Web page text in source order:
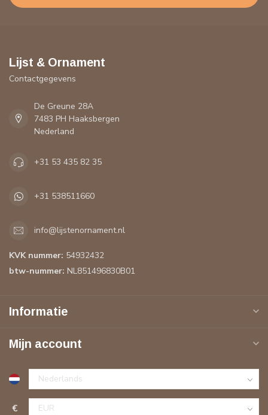
Lijst & Ornament
Contactgegevens
De Greune 28A
7483 PH Haaksbergen
Nederland
+31 53 435 82 35
+31 538511660
info@lijstenornament.nl
KVK nummer: 54932432
btw-nummer: NL851496830B01
Informatie
Mijn account
€